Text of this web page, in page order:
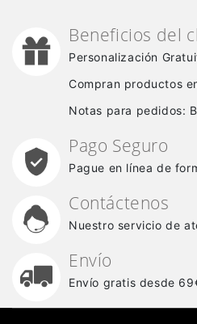
Beneficios del
Personalización
Compran productos
Notas para pedidos:
Pago Seguro
Pague en línea de
Contáctenos
Nuestro servicio de
Envío
Envío gratis desde